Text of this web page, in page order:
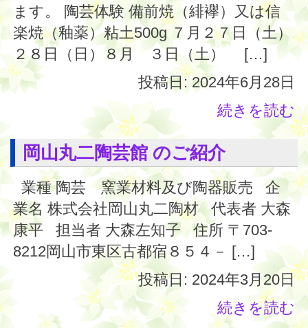
ます。 陶芸体験 備前焼（緋襷）又は信
楽焼（釉薬）粘土500g ７月２７日（土）
２８日（日）８月 ３日（土） […]
投稿日: 2024年6月28日
続きを読む
岡山丸二陶芸館 のご紹介
業種 陶芸 窯業材料及び陶器販売 企
業名 株式会社岡山丸二陶材 代表者 大森
康平 担当者 大森左知子 住所 〒703-
8212岡山市東区古都宿８５４－ […]
投稿日: 2024年3月20日
続きを読む